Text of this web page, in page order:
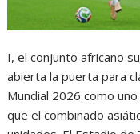
I, el conjunto africano
abierta la puerta para
Mundial 2026 como
que el combinado